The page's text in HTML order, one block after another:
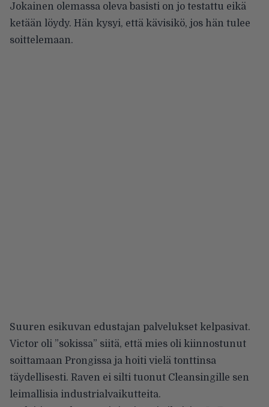
Jokainen olemassa oleva basisti on jo testattu eikä
ketään löydy. Hän kysyi, että kävisikö, jos hän tulee
soittelemaan.
Suuren esikuvan edustajan palvelukset kelpasivat.
Victor oli ”sokissa” siitä, että mies oli kiinnostunut
soittamaan Prongissa ja hoiti vielä tonttinsa
täydellisesti. Raven ei silti tuonut Cleansingille sen
leimallisia industrialvaikutteita.